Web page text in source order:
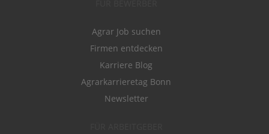
Agrar Job suchen
Firmen entdecken
Karriere Blog
Agrarkarrieretag Bonn
Newsletter